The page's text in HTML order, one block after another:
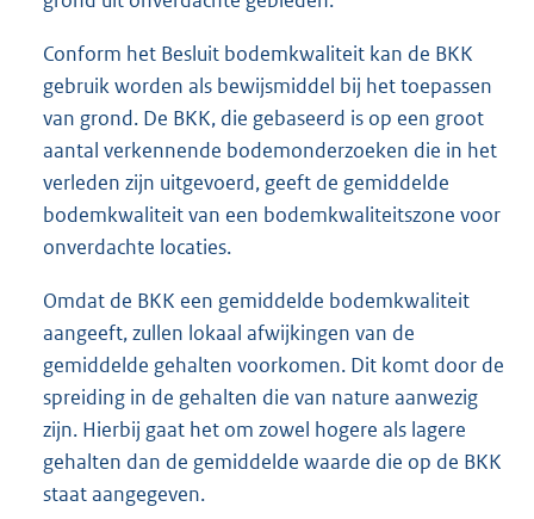
Conform het Besluit bodemkwaliteit kan de BKK
gebruik worden als bewijsmiddel bij het toepassen
van grond. De BKK, die gebaseerd is op een groot
aantal verkennende bodemonderzoeken die in het
verleden zijn uitgevoerd, geeft de gemiddelde
bodemkwaliteit van een bodemkwaliteitszone voor
onverdachte locaties.
Omdat de BKK een gemiddelde bodemkwaliteit
aangeeft, zullen lokaal afwijkingen van de
gemiddelde gehalten voorkomen. Dit komt door de
spreiding in de gehalten die van nature aanwezig
zijn. Hierbij gaat het om zowel hogere als lagere
gehalten dan de gemiddelde waarde die op de BKK
staat aangegeven.